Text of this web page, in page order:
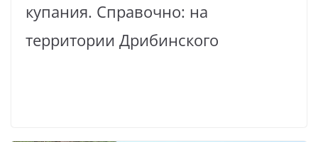
купания. Справочно: на
территории Дрибинского